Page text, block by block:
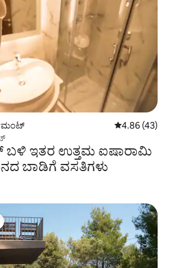
5 ರಲ್ಲಿ 4.86
4.86 (43)
ಬಳಿ ಇತರ ಉತ್ತಮ ಐಷಾರಾಮಿ
ಬಾಡಿಗೆ ವಸತಿಗಳು